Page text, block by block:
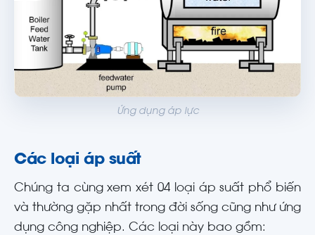
Ứng dụng áp lực
Các loại áp suất
Chúng ta cùng xem xét 04 loại áp suất phổ biến
và thường gặp nhất trong đời sống cũng như ứng
dụng công nghiệp. Các loại này bao gồm: